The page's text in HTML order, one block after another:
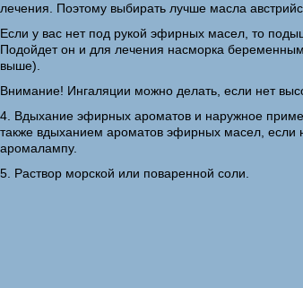
лечения. Поэтому выбирать лучше масла
Если у вас нет под рукой эфирных масел, то
Подойдет он и для лечения насморка
выше).
Внимание! Ингаляции можно делать, если нет
4. Вдыхание эфирных ароматов и наружное
также вдыханием ароматов эфирных масел, если
аромалампу.
5. Раствор морской или поваренной соли.